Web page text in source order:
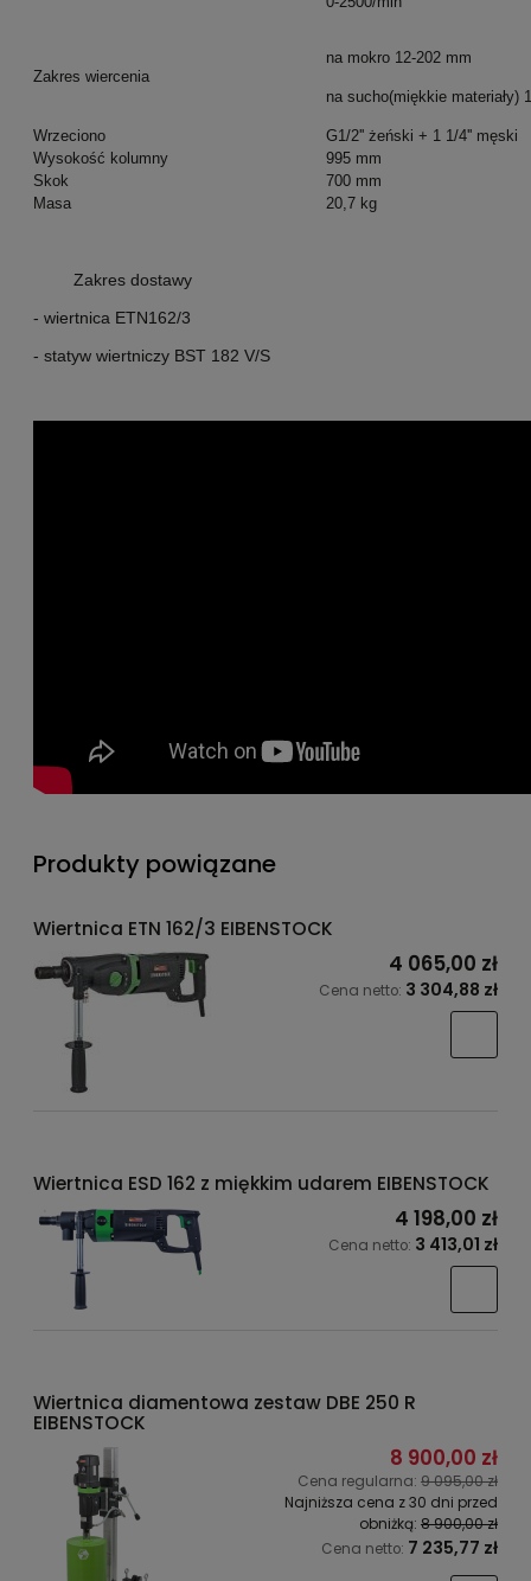
Zakres wiercenia
na mokro 12-202 mm
na sucho(miękkie materiały)
Wrzeciono
G1/2'' żeński + 1 1/4'' męski
Wysokość kolumny
995 mm
Skok
700 mm
Masa
20,7 kg
Zakres dostawy
- wiertnica ETN162/3
- statyw wiertniczy BST 182 V/S
Produkty powiązane
Wiertnica ETN 162/3 EIBENSTOCK
4 065,00 zł
Cena netto: 3 304,88 zł
Wiertnica ESD 162 z miękkim udarem EIBENSTOCK
4 198,00 zł
Cena netto: 3 413,01 zł
Wiertnica diamentowa zestaw DBE 250 R
EIBENSTOCK
8 900,00 zł
Cena regularna: 9 095,00 zł
Najniższa cena z 30 dni przed
obniżką: 8 900,00 zł
Cena netto: 7 235,77 zł